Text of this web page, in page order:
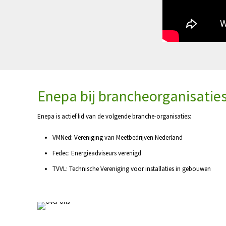
Enepa bij
Enepa is actief lid van de volgende branche-organisaties:
VMNed: Vereniging van Meetbedrijven Nederland
Fedec: Energieadviseurs verenigd
TVVL: Technische Vereniging voor installaties in gebouwen